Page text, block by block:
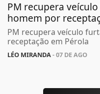
PM recupera
homem por
PM recupera veículo
receptação em Pérola
LÉO MIRANDA- 07 DE AGO